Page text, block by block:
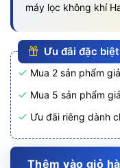
máy lọc không khí
Ưu đãi đặc
Mua 2 sản phẩm
Mua 5 sản phẩm
Ưu đãi riêng dành
Thêm vào giỏ